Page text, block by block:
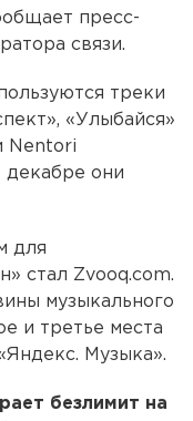
пресс-
связи.
треки
«Улыбайся»
Nentori
декабре они
для
стал Zvooq.com.
музыкального
и третье места
Музыка».
безлимит на